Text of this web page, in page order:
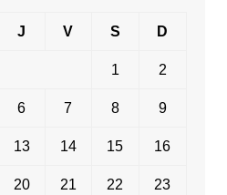
J V S D
1 2
6 7 8 9
13 14 15 16
20 21 22 23